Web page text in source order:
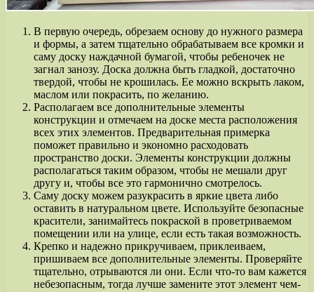
В первую очередь, обрезаем основу до нужного размера
и формы, а затем тщательно обрабатываем все кромки и
саму доску наждачной бумагой, чтобы ребеночек не
загнал занозу. Доска должна быть гладкой, достаточно
твердой, чтобы не крошилась. Ее можно вскрыть лаком,
маслом или покрасить, по желанию.
Располагаем все дополнительные элементы
конструкции и отмечаем на доске места расположения
всех этих элементов. Предварительная примерка
поможет правильно и экономно расходовать
пространство доски. Элементы конструкции должны
располагаться таким образом, чтобы не мешали друг
другу и, чтобы все это гармонично смотрелось.
Саму доску можем разукрасить в яркие цвета либо
оставить в натуральном цвете. Используйте безопасные
красители, занимайтесь покраской в проветриваемом
помещении или на улице, если есть такая возможность.
Крепко и надежно прикручиваем, приклеиваем,
пришиваем все дополнительные элементы. Проверяйте
тщательно, отрываются ли они. Если что-то вам кажется
небезопасным, тогда лучше замените этот элемент чем-